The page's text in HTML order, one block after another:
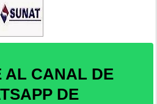
AL CANAL DE
DE